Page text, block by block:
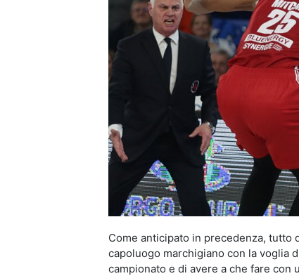
Come anticipato in precedenza, tutto
capoluogo marchigiano con la voglia
campionato e di avere a che fare con